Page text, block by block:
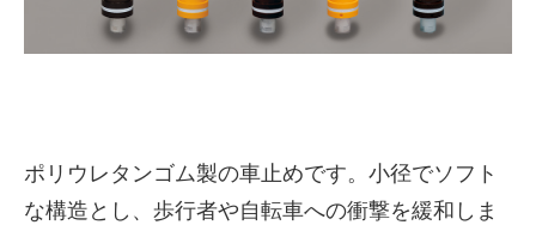
ポリウレタンゴム製の車止めです。小径でソフト
な構造とし、歩行者や自転車への衝撃を緩和しま